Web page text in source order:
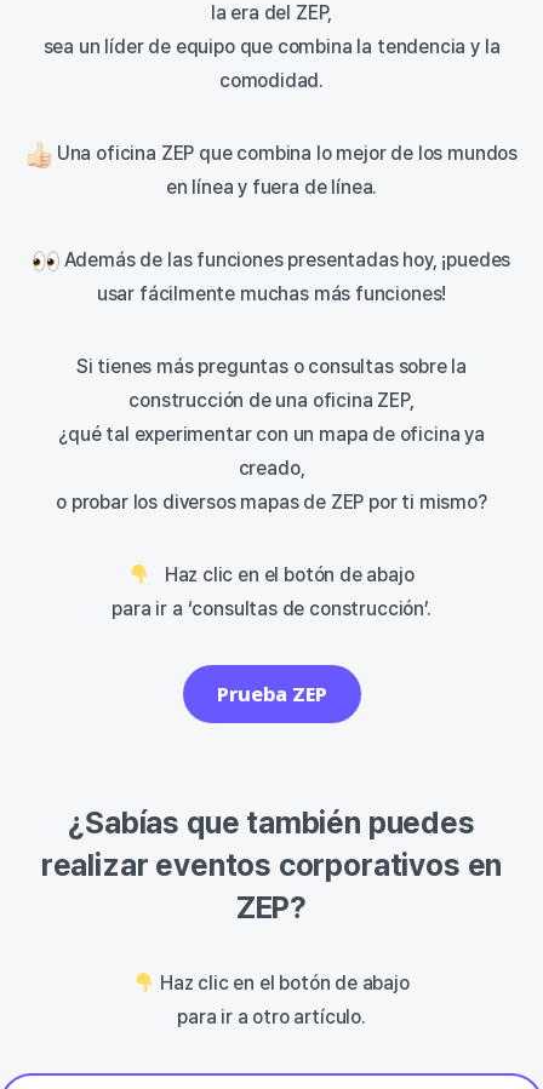
la era del ZEP,
sea un líder de equipo que combina la tendencia y la
comodidad.
Una oficina ZEP que combina lo mejor de los mundos
en línea y fuera de línea.
Además de las funciones presentadas hoy, ¡puedes
usar fácilmente muchas más funciones!
Si tienes más preguntas o consultas sobre la
construcción de una oficina ZEP,
¿qué tal experimentar con un mapa de oficina ya
creado,
o probar los diversos mapas de ZEP por ti mismo?
Haz clic en el botón de abajo
para ir a ‘consultas de construcción’.
Prueba ZEP
¿Sabías que también puedes
realizar eventos corporativos en
ZEP?
Haz clic en el botón de abajo
para ir a otro artículo.